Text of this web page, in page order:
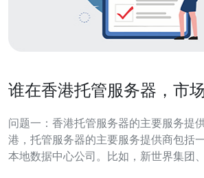
谁在香港托管服务器，市
问题一：香港托管服务器的主要服务提供商
港，托管服务器的主要服务提供商包括
本地数据中心公司。比如，新世界集团